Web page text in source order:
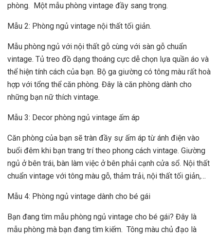
phòng. Một mẫu phòng vintage đầy sang trọng.
Mẫu 2: Phòng ngủ vintage nội thất tối giản.
Mẫu phòng ngủ với nội thất gỗ cùng với sàn gỗ chuẩn
vintage. Tủ treo đồ dạng thoáng cực dễ chọn lựa quần áo và
thể hiện tính cách của bạn. Bộ ga giường có tông màu rất hoà
hợp với tổng thể căn phòng. Đây là căn phòng dành cho
những bạn nữ thích vintage.
Mẫu 3: Decor phòng ngủ vintage ấm áp
Căn phòng của bạn sẽ tràn đầy sự ấm áp từ ánh điện vào
buổi đêm khi bạn trang trí theo phong cách vintage. Giường
ngủ ở bên trái, bàn làm việc ở bên phải cạnh cửa sổ. Nội thất
chuẩn vintage với tông màu gỗ, thảm trải, nội thất tối giản,…
Mẫu 4: Phòng ngủ vintage dành cho bé gái
Bạn đang tìm mẫu phòng ngủ vintage cho bé gái? Đây là
mẫu phòng mà bạn đang tìm kiếm. Tông màu chủ đạo là